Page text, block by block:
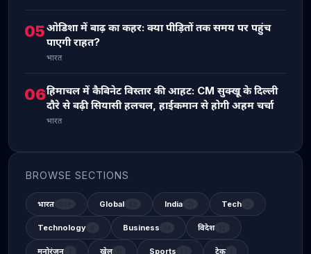
05ओडिशा में बाढ़ का कहर: क्या पीड़ितों तक समय पर पहुंच
पाएगी राहत?
भारत
06हिमाचल में कैबिनेट विस्तार की आहट: CM सुक्खू के दिल्ली
दौरे से बढ़ी सियासी हलचल, हाईकमान से होगी अहम चर्चा
भारत
BROWSE SECTIONS
भारत Global India Tech
Technology Business विदेश
मनोरंजन खेल Sports टेक